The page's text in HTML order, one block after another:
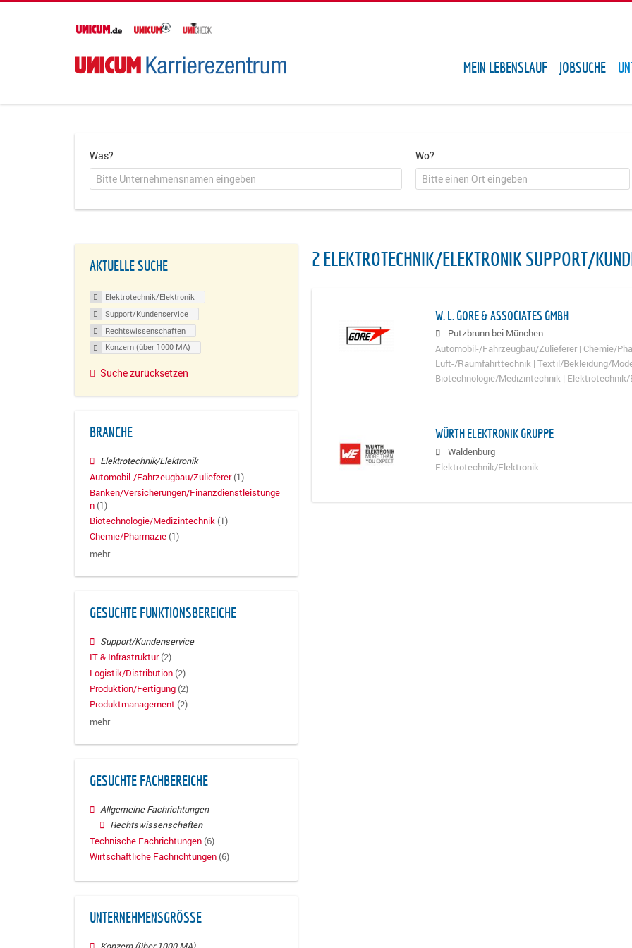
MEIN LEBENSLAUF JOBSUCHE
Was? Wo?
2 ELEKTROTECHNIK/ELEKTRONIK SUPPORT/
W. L. GORE & ASSOCIATES GMBH
Putzbrunn bei München
Automobil-/Fahrzeugbau/Zulieferer | Chemie/
Luft-/Raumfahrttechnik | Textil/Bekleidung/
Biotechnologie/Medizintechnik |
WÜRTH ELEKTRONIK GRUPPE
Waldenburg
Elektrotechnik/Elektronik
AKTUELLE SUCHE
Elektrotechnik/Elektronik
Support/Kundenservice
Rechtswissenschaften
Konzern (über 1000 MA)
Suche zurücksetzen
BRANCHE
Elektrotechnik/Elektronik
Automobil-/Fahrzeugbau/Zulieferer (1)
Banken/Versicherungen/Finanzdienstleistunge
n (1)
Biotechnologie/Medizintechnik (1)
Chemie/Pharmazie (1)
mehr
GESUCHTE FUNKTIONSBEREICHE
Support/Kundenservice
IT & Infrastruktur (2)
Logistik/Distribution (2)
Produktion/Fertigung (2)
Produktmanagement (2)
mehr
GESUCHTE FACHBEREICHE
Allgemeine Fachrichtungen
Rechtswissenschaften
Technische Fachrichtungen (6)
Wirtschaftliche Fachrichtungen (6)
UNTERNEHMENSGRÖSSE